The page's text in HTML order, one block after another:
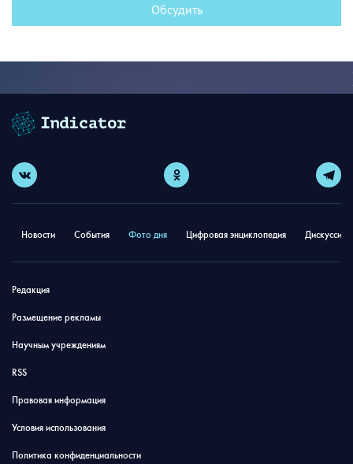
Обсудить
Новости События Фото дня Цифровая энциклопедия
Редакция
Размещение рекламы
Научным учреждениям
RSS
Правовая информация
Условия использования
Политика конфиденциальности